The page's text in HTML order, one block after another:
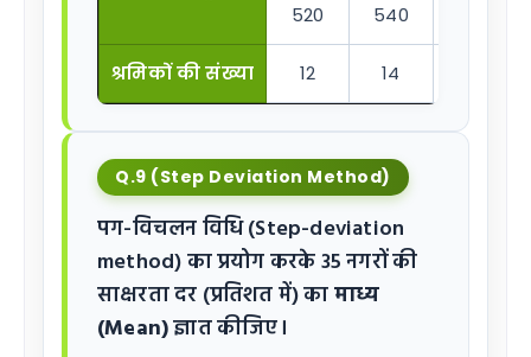
520
540
श्रमिकों की संख्या 12 14
Q.9 (Step Deviation Method)
पग-विचलन विधि (Step-deviation
method) का प्रयोग करके 35 नगरों की
साक्षरता दर (प्रतिशत में) कामाध्य
(Mean)ज्ञात कीजिए।